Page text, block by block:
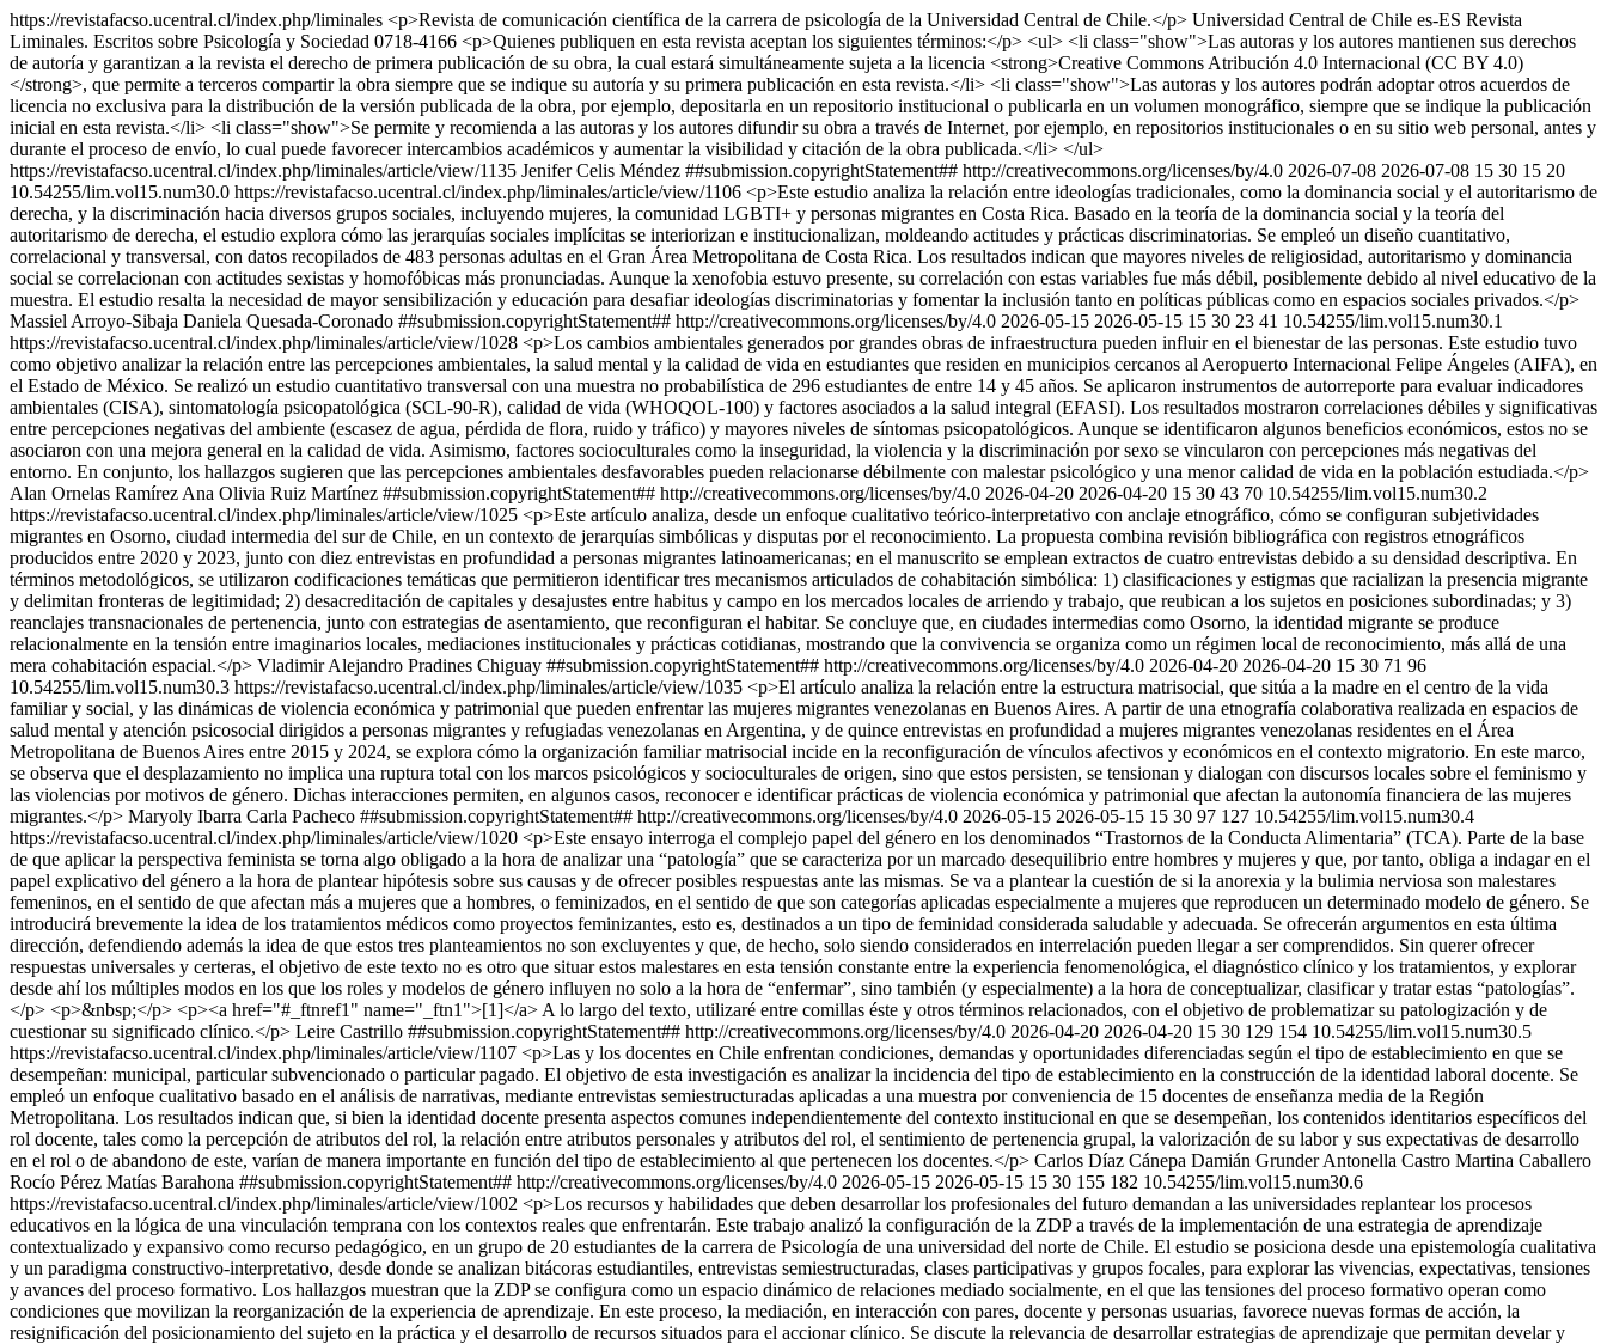
https://revistafacso.ucentral.cl/index.php/liminales <p>Revista de comunicación científica de la carrera de psicología de la Universidad Central de Chile.</p> Universidad Central de Chile es-ES Revista
Liminales. Escritos sobre Psicología y Sociedad 0718-4166 <p>Quienes publiquen en esta revista aceptan los siguientes términos:</p> <ul> <li class="show">Las autoras y los autores mantienen sus derechos
de autoría y garantizan a la revista el derecho de primera publicación de su obra, la cual estará simultáneamente sujeta a la licencia <strong>Creative Commons Atribución 4.0 Internacional (CC BY 4.0)
</strong>, que permite a terceros compartir la obra siempre que se indique su autoría y su primera publicación en esta revista.</li> <li class="show">Las autoras y los autores podrán adoptar otros acuerdos de
licencia no exclusiva para la distribución de la versión publicada de la obra, por ejemplo, depositarla en un repositorio institucional o publicarla en un volumen monográfico, siempre que se indique la publicación
inicial en esta revista.</li> <li class="show">Se permite y recomienda a las autoras y los autores difundir su obra a través de Internet, por ejemplo, en repositorios institucionales o en su sitio web personal, antes y
durante el proceso de envío, lo cual puede favorecer intercambios académicos y aumentar la visibilidad y citación de la obra publicada.</li> </ul>
https://revistafacso.ucentral.cl/index.php/liminales/article/view/1135 Jenifer Celis Méndez ##submission.copyrightStatement## http://creativecommons.org/licenses/by/4.0 2026-07-08 2026-07-08 15 30 15 20
10.54255/lim.vol15.num30.0 https://revistafacso.ucentral.cl/index.php/liminales/article/view/1106 <p>Este estudio analiza la relación entre ideologías tradicionales, como la dominancia social y el autoritarismo de
derecha, y la discriminación hacia diversos grupos sociales, incluyendo mujeres, la comunidad LGBTI+ y personas migrantes en Costa Rica. Basado en la teoría de la dominancia social y la teoría del
autoritarismo de derecha, el estudio explora cómo las jerarquías sociales implícitas se interiorizan e institucionalizan, moldeando actitudes y prácticas discriminatorias. Se empleó un diseño cuantitativo,
correlacional y transversal, con datos recopilados de 483 personas adultas en el Gran Área Metropolitana de Costa Rica. Los resultados indican que mayores niveles de religiosidad, autoritarismo y dominancia
social se correlacionan con actitudes sexistas y homofóbicas más pronunciadas. Aunque la xenofobia estuvo presente, su correlación con estas variables fue más débil, posiblemente debido al nivel educativo de la
muestra. El estudio resalta la necesidad de mayor sensibilización y educación para desafiar ideologías discriminatorias y fomentar la inclusión tanto en políticas públicas como en espacios sociales privados.</p>
Massiel Arroyo-Sibaja Daniela Quesada-Coronado ##submission.copyrightStatement## http://creativecommons.org/licenses/by/4.0 2026-05-15 2026-05-15 15 30 23 41 10.54255/lim.vol15.num30.1
https://revistafacso.ucentral.cl/index.php/liminales/article/view/1028 <p>Los cambios ambientales generados por grandes obras de infraestructura pueden influir en el bienestar de las personas. Este estudio tuvo
como objetivo analizar la relación entre las percepciones ambientales, la salud mental y la calidad de vida en estudiantes que residen en municipios cercanos al Aeropuerto Internacional Felipe Ángeles (AIFA), en
el Estado de México. Se realizó un estudio cuantitativo transversal con una muestra no probabilística de 296 estudiantes de entre 14 y 45 años. Se aplicaron instrumentos de autorreporte para evaluar indicadores
ambientales (CISA), sintomatología psicopatológica (SCL-90-R), calidad de vida (WHOQOL-100) y factores asociados a la salud integral (EFASI). Los resultados mostraron correlaciones débiles y significativas
entre percepciones negativas del ambiente (escasez de agua, pérdida de flora, ruido y tráfico) y mayores niveles de síntomas psicopatológicos. Aunque se identificaron algunos beneficios económicos, estos no se
asociaron con una mejora general en la calidad de vida. Asimismo, factores socioculturales como la inseguridad, la violencia y la discriminación por sexo se vincularon con percepciones más negativas del
entorno. En conjunto, los hallazgos sugieren que las percepciones ambientales desfavorables pueden relacionarse débilmente con malestar psicológico y una menor calidad de vida en la población estudiada.</p>
Alan Ornelas Ramírez Ana Olivia Ruiz Martínez ##submission.copyrightStatement## http://creativecommons.org/licenses/by/4.0 2026-04-20 2026-04-20 15 30 43 70 10.54255/lim.vol15.num30.2
https://revistafacso.ucentral.cl/index.php/liminales/article/view/1025 <p>Este artículo analiza, desde un enfoque cualitativo teórico-interpretativo con anclaje etnográfico, cómo se configuran subjetividades
migrantes en Osorno, ciudad intermedia del sur de Chile, en un contexto de jerarquías simbólicas y disputas por el reconocimiento. La propuesta combina revisión bibliográfica con registros etnográficos
producidos entre 2020 y 2023, junto con diez entrevistas en profundidad a personas migrantes latinoamericanas; en el manuscrito se emplean extractos de cuatro entrevistas debido a su densidad descriptiva. En
términos metodológicos, se utilizaron codificaciones temáticas que permitieron identificar tres mecanismos articulados de cohabitación simbólica: 1) clasificaciones y estigmas que racializan la presencia migrante
y delimitan fronteras de legitimidad; 2) desacreditación de capitales y desajustes entre habitus y campo en los mercados locales de arriendo y trabajo, que reubican a los sujetos en posiciones subordinadas; y 3)
reanclajes transnacionales de pertenencia, junto con estrategias de asentamiento, que reconfiguran el habitar. Se concluye que, en ciudades intermedias como Osorno, la identidad migrante se produce
relacionalmente en la tensión entre imaginarios locales, mediaciones institucionales y prácticas cotidianas, mostrando que la convivencia se organiza como un régimen local de reconocimiento, más allá de una
mera cohabitación espacial.</p> Vladimir Alejandro Pradines Chiguay ##submission.copyrightStatement## http://creativecommons.org/licenses/by/4.0 2026-04-20 2026-04-20 15 30 71 96
10.54255/lim.vol15.num30.3 https://revistafacso.ucentral.cl/index.php/liminales/article/view/1035 <p>El artículo analiza la relación entre la estructura matrisocial, que sitúa a la madre en el centro de la vida
familiar y social, y las dinámicas de violencia económica y patrimonial que pueden enfrentar las mujeres migrantes venezolanas en Buenos Aires. A partir de una etnografía colaborativa realizada en espacios de
salud mental y atención psicosocial dirigidos a personas migrantes y refugiadas venezolanas en Argentina, y de quince entrevistas en profundidad a mujeres migrantes venezolanas residentes en el Área
Metropolitana de Buenos Aires entre 2015 y 2024, se explora cómo la organización familiar matrisocial incide en la reconfiguración de vínculos afectivos y económicos en el contexto migratorio. En este marco,
se observa que el desplazamiento no implica una ruptura total con los marcos psicológicos y socioculturales de origen, sino que estos persisten, se tensionan y dialogan con discursos locales sobre el feminismo y
las violencias por motivos de género. Dichas interacciones permiten, en algunos casos, reconocer e identificar prácticas de violencia económica y patrimonial que afectan la autonomía financiera de las mujeres
migrantes.</p> Maryoly Ibarra Carla Pacheco ##submission.copyrightStatement## http://creativecommons.org/licenses/by/4.0 2026-05-15 2026-05-15 15 30 97 127 10.54255/lim.vol15.num30.4
https://revistafacso.ucentral.cl/index.php/liminales/article/view/1020 <p>Este ensayo interroga el complejo papel del género en los denominados “Trastornos de la Conducta Alimentaria” (TCA). Parte de la base
de que aplicar la perspectiva feminista se torna algo obligado a la hora de analizar una “patología” que se caracteriza por un marcado desequilibrio entre hombres y mujeres y que, por tanto, obliga a indagar en el
papel explicativo del género a la hora de plantear hipótesis sobre sus causas y de ofrecer posibles respuestas ante las mismas. Se va a plantear la cuestión de si la anorexia y la bulimia nerviosa son malestares
femeninos, en el sentido de que afectan más a mujeres que a hombres, o feminizados, en el sentido de que son categorías aplicadas especialmente a mujeres que reproducen un determinado modelo de género. Se
introducirá brevemente la idea de los tratamientos médicos como proyectos feminizantes, esto es, destinados a un tipo de feminidad considerada saludable y adecuada. Se ofrecerán argumentos en esta última
dirección, defendiendo además la idea de que estos tres planteamientos no son excluyentes y que, de hecho, solo siendo considerados en interrelación pueden llegar a ser comprendidos. Sin querer ofrecer
respuestas universales y certeras, el objetivo de este texto no es otro que situar estos malestares en esta tensión constante entre la experiencia fenomenológica, el diagnóstico clínico y los tratamientos, y explorar
desde ahí los múltiples modos en los que los roles y modelos de género influyen no solo a la hora de “enfermar”, sino también (y especialmente) a la hora de conceptualizar, clasificar y tratar estas “patologías”.
</p> <p>&nbsp;</p> <p><a href="#_ftnref1" name="_ftn1">[1]</a> A lo largo del texto, utilizaré entre comillas éste y otros términos relacionados, con el objetivo de problematizar su patologización y de
cuestionar su significado clínico.</p> Leire Castrillo ##submission.copyrightStatement## http://creativecommons.org/licenses/by/4.0 2026-04-20 2026-04-20 15 30 129 154 10.54255/lim.vol15.num30.5
https://revistafacso.ucentral.cl/index.php/liminales/article/view/1107 <p>Las y los docentes en Chile enfrentan condiciones, demandas y oportunidades diferenciadas según el tipo de establecimiento en que se
desempeñan: municipal, particular subvencionado o particular pagado. El objetivo de esta investigación es analizar la incidencia del tipo de establecimiento en la construcción de la identidad laboral docente. Se
empleó un enfoque cualitativo basado en el análisis de narrativas, mediante entrevistas semiestructuradas aplicadas a una muestra por conveniencia de 15 docentes de enseñanza media de la Región
Metropolitana. Los resultados indican que, si bien la identidad docente presenta aspectos comunes independientemente del contexto institucional en que se desempeñan, los contenidos identitarios específicos del
rol docente, tales como la percepción de atributos del rol, la relación entre atributos personales y atributos del rol, el sentimiento de pertenencia grupal, la valorización de su labor y sus expectativas de desarrollo
en el rol o de abandono de este, varían de manera importante en función del tipo de establecimiento al que pertenecen los docentes.</p> Carlos Díaz Cánepa Damián Grunder Antonella Castro Martina Caballero
Rocío Pérez Matías Barahona ##submission.copyrightStatement## http://creativecommons.org/licenses/by/4.0 2026-05-15 2026-05-15 15 30 155 182 10.54255/lim.vol15.num30.6
https://revistafacso.ucentral.cl/index.php/liminales/article/view/1002 <p>Los recursos y habilidades que deben desarrollar los profesionales del futuro demandan a las universidades replantear los procesos
educativos en la lógica de una vinculación temprana con los contextos reales que enfrentarán. Este trabajo analizó la configuración de la ZDP a través de la implementación de una estrategia de aprendizaje
contextualizado y expansivo como recurso pedagógico, en un grupo de 20 estudiantes de la carrera de Psicología de una universidad del norte de Chile. El estudio se posiciona desde una epistemología cualitativa
y un paradigma constructivo-interpretativo, desde donde se analizan bitácoras estudiantiles, entrevistas semiestructuradas, clases participativas y grupos focales, para explorar las vivencias, expectativas, tensiones
y avances del proceso formativo. Los hallazgos muestran que la ZDP se configura como un espacio dinámico de relaciones mediado socialmente, en el que las tensiones del proceso formativo operan como
condiciones que movilizan la reorganización de la experiencia de aprendizaje. En este proceso, la mediación, en interacción con pares, docente y personas usuarias, favorece nuevas formas de acción, la
resignificación del posicionamiento del sujeto en la práctica y el desarrollo de recursos situados para el accionar clínico. Se discute la relevancia de desarrollar estrategias de aprendizaje que permitan develar y